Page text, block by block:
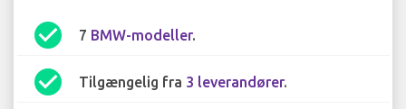
check_circle 7 BMW-modeller.
check_circle Tilgængelig fra 3 leverandører.